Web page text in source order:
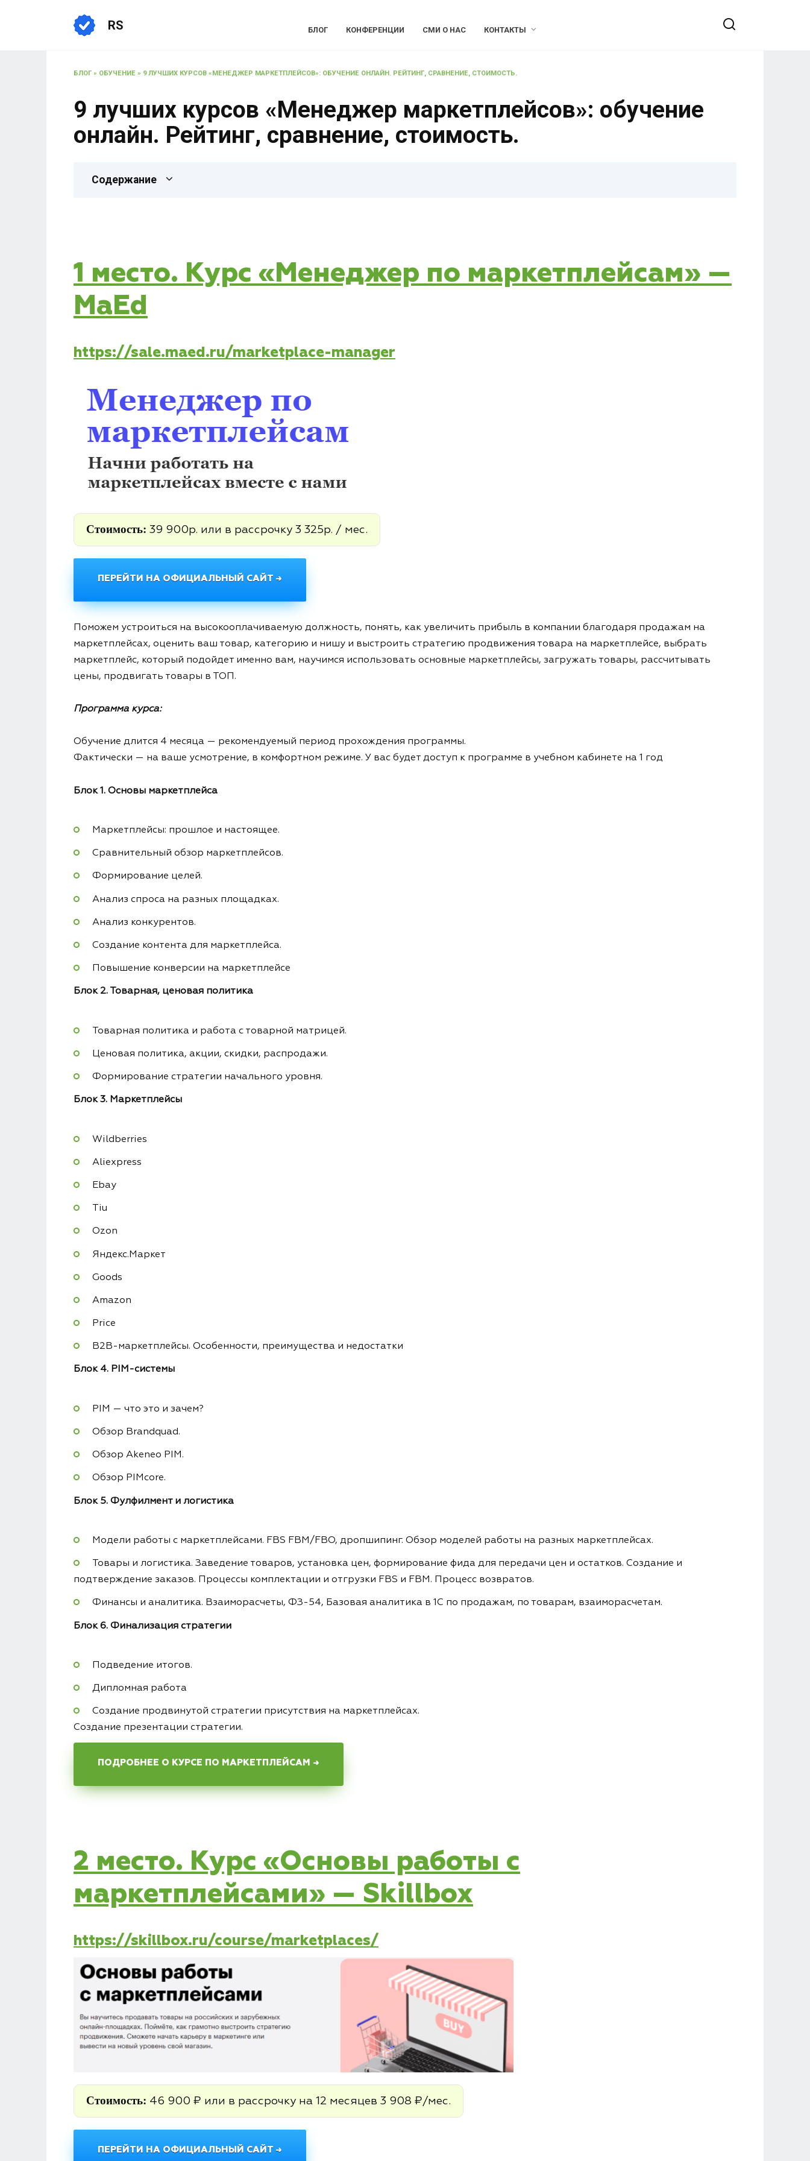
RS БЛОГ КОНФЕРЕНЦИИ СМИ О НАС КОНТАКТЫ
БЛОГ» ОБУЧЕНИЕ » 9 ЛУЧШИХ КУРСОВ «МЕНЕДЖЕР МАРКЕТПЛЕЙСОВ»: ОБУЧЕНИЕ ОНЛАЙН. РЕЙТИНГ, СРАВНЕНИЕ, СТОИМОСТЬ.
9 лучших курсов «Менеджер маркетплейсов»: обучение
онлайн. Рейтинг, сравнение, стоимость.
Содержание
1 место. Курс «Менеджер по маркетплейсам» —
MaEd
https://sale.maed.ru/marketplace-manager
Стоимость: 39 900р. или в рассрочку 3 325р. / мес.
ПЕРЕЙТИ НА ОФИЦИАЛЬНЫЙ САЙТ →
Поможем устроиться на высокооплачиваемую должность, понять, как увеличить прибыль в компании благодаря продажам на
маркетплейсах, оценить ваш товар, категорию и нишу и выстроить стратегию продвижения товара на маркетплейсе, выбрать
маркетплейс, который подойдет именно вам, научимся использовать основные маркетплейсы, загружать товары, рассчитывать
цены, продвигать товары в ТОП.
Программа курса:
Обучение длится 4 месяца — рекомендуемый период прохождения программы.
Фактически — на ваше усмотрение, в комфортном режиме. У вас будет доступ к программе в учебном кабинете на 1 год
Блок 1. Основы маркетплейса
Маркетплейсы: прошлое и настоящее.
Сравнительный обзор маркетплейсов.
Формирование целей.
Анализ спроса на разных площадках.
Анализ конкурентов.
Создание контента для маркетплейса.
Повышение конверсии на маркетплейсе
Блок 2. Товарная, ценовая политика
Товарная политика и работа с товарной матрицей.
Ценовая политика, акции, скидки, распродажи.
Формирование стратегии начального уровня.
Блок 3. Маркетплейсы
Wildberries
Aliexpress
Ebay
Tiu
Ozon
Яндекс.Маркет
Goods
Amazon
Price
B2B-маркетплейсы. Особенности, преимущества и недостатки
Блок 4. PIM-системы
PIM — что это и зачем?
Обзор Brandquad.
Обзор Akeneo PIM.
Обзор PIMcore.
Блок 5. Фулфилмент и логистика
Модели работы с маркетплейсами. FBS FBM/FBO, дропшипинг. Обзор моделей работы на разных маркетплейсах.
Товары и логистика. Заведение товаров, установка цен, формирование фида для передачи цен и остатков. Создание и
подтверждение заказов. Процессы комплектации и отгрузки FBS и FBM. Процесс возвратов.
Финансы и аналитика. Взаиморасчеты, ФЗ-54, Базовая аналитика в 1С по продажам, по товарам, взаиморасчетам.
Блок 6. Финализация стратегии
Подведение итогов.
Дипломная работа
Создание продвинутой стратегии присутствия на маркетплейсах.
Создание презентации стратегии.
ПОДРОБНЕЕ О КУРСЕ ПО МАРКЕТПЛЕЙСАМ →
2 место. Курс «Основы работы с
маркетплейсами» — Skillbox
https://skillbox.ru/course/marketplaces/
Стоимость: 46 900 ₽ или в рассрочку на 12 месяцев 3 908 ₽/мес.
ПЕРЕЙТИ НА ОФИЦИАЛЬНЫЙ САЙТ →